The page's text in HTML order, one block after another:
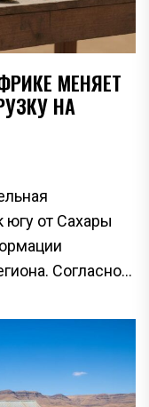
МЕНЯЕТ
НА
югу от Сахары
Согласно...